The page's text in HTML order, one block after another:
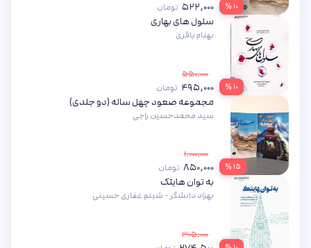
۱۰ % ۵۲۲,۰۰۰ تومان
۱۰ %
سلول های بهاری
بهنام باقری
۵۵۰,۰۰۰
۴۹۵,۰۰۰ تومان
۱۵ %
مجموعه صعود چهل ساله (دو جلدی)
سید محمدحسین راجی
۱,۰۰۰,۰۰۰
۸۵۰,۰۰۰ تومان
به توان هایتک
بهزاد دانشگر - شبنم غفاری حسینی
۳۰۵,۰۰۰